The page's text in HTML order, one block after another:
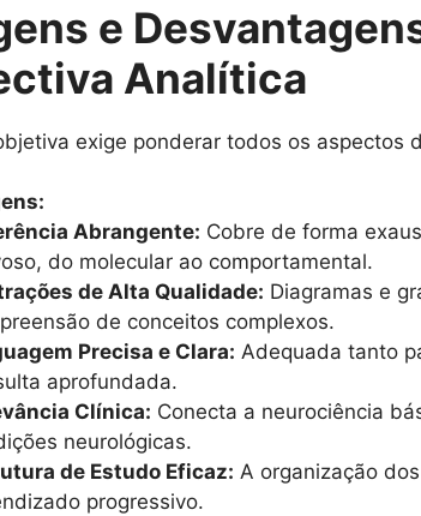
e
Analítica
exige ponderar todos os aspectos
Abrangente: Cobre de forma
do molecular ao comportamental.
de Alta Qualidade: Diagramas e
de conceitos complexos.
Precisa e Clara: Adequada tanto
aprofundada.
Clínica: Conecta a neurociência
neurológicas.
de Estudo Eficaz: A organização
progressivo.